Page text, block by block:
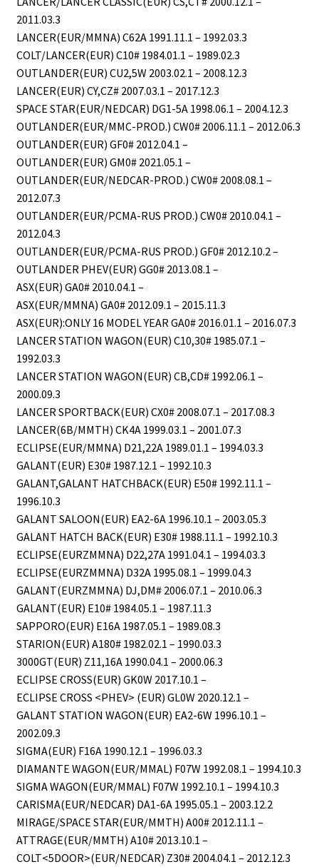
2011.03.3
LANCER(EUR/MMNA) C62A 1991.11.1 – 1992.03.3
COLT/LANCER(EUR) C10# 1984.01.1 – 1989.02.3
OUTLANDER(EUR) CU2,5W 2003.02.1 – 2008.12.3
LANCER(EUR) CY,CZ# 2007.03.1 – 2017.12.3
SPACE STAR(EUR/NEDCAR) DG1-5A 1998.06.1 – 2004.12.3
OUTLANDER(EUR/MMC-PROD.) CW0# 2006.11.1 – 2012.06.3
OUTLANDER(EUR) GF0# 2012.04.1 –
OUTLANDER(EUR) GM0# 2021.05.1 –
OUTLANDER(EUR/NEDCAR-PROD.) CW0# 2008.08.1 –
2012.07.3
OUTLANDER(EUR/PCMA-RUS PROD.) CW0# 2010.04.1 –
2012.04.3
OUTLANDER(EUR/PCMA-RUS PROD.) GF0# 2012.10.2 –
OUTLANDER PHEV(EUR) GG0# 2013.08.1 –
ASX(EUR) GA0# 2010.04.1 –
ASX(EUR/MMNA) GA0# 2012.09.1 – 2015.11.3
ASX(EUR):ONLY 16 MODEL YEAR GA0# 2016.01.1 – 2016.07.3
LANCER STATION WAGON(EUR) C10,30# 1985.07.1 –
1992.03.3
LANCER STATION WAGON(EUR) CB,CD# 1992.06.1 –
2000.09.3
LANCER SPORTBACK(EUR) CX0# 2008.07.1 – 2017.08.3
LANCER(6B/MMTH) CK4A 1999.03.1 – 2001.07.3
ECLIPSE(EUR/MMNA) D21,22A 1989.01.1 – 1994.03.3
GALANT(EUR) E30# 1987.12.1 – 1992.10.3
GALANT,GALANT HATCHBACK(EUR) E50# 1992.11.1 –
1996.10.3
GALANT SALOON(EUR) EA2-6A 1996.10.1 – 2003.05.3
GALANT HATCH BACK(EUR) E30# 1988.11.1 – 1992.10.3
ECLIPSE(EURZMMNA) D22,27A 1991.04.1 – 1994.03.3
ECLIPSE(EURZMMNA) D32A 1995.08.1 – 1999.04.3
GALANT(EURZMMNA) DJ,DM# 2006.07.1 – 2010.06.3
GALANT(EUR) E10# 1984.05.1 – 1987.11.3
SAPPORO(EUR) E16A 1987.05.1 – 1989.08.3
STARION(EUR) A180# 1982.02.1 – 1990.03.3
3000GT(EUR) Z11,16A 1990.04.1 – 2000.06.3
ECLIPSE CROSS(EUR) GK0W 2017.10.1 –
ECLIPSE CROSS <PHEV> (EUR) GL0W 2020.12.1 –
GALANT STATION WAGON(EUR) EA2-6W 1996.10.1 –
2002.09.3
SIGMA(EUR) F16A 1990.12.1 – 1996.03.3
DIAMANTE WAGON(EUR/MMAL) F07W 1992.08.1 – 1994.10.3
SIGMA WAGON(EUR/MMAL) F07W 1992.10.1 – 1994.10.3
CARISMA(EUR/NEDCAR) DA1-6A 1995.05.1 – 2003.12.2
MIRAGE/SPACE STAR(EUR/MMTH) A00# 2012.11.1 –
ATTRAGE(EUR/MMTH) A10# 2013.10.1 –
COLT<5DOOR>(EUR/NEDCAR) Z30# 2004.04.1 – 2012.12.3